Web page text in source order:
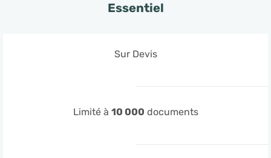
Essentiel
Sur Devis
Limité à 10 000 documents